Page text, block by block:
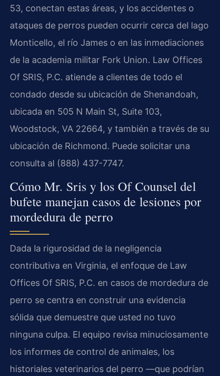
53, conectan estas áreas, y los accidentes o
ataques de perros pueden ocurrir cerca del lago
Monticello, el río James o en las inmediaciones
de la academia militar Fork Union. Law Offices
Of SRIS, P.C. atiende a clientes de todo el
condado desde su ubicación de Shenandoah,
ubicada en 505 N Main St, Suite 103,
Woodstock, VA 22664, y también a través de su
ubicación de Richmond. Puede solicitar una
consulta al (888) 437-7747.
Cómo Mr. Sris y los Of Counsel del
bufete manejan casos de lesiones por
mordedura de perro
Dada la rigurosidad de la negligencia
contributiva en Virginia, el enfoque de Law
Offices Of SRIS, P.C. en casos de mordedura de
perro se centra en construir una evidencia
sólida que demuestre que usted no tuvo
ninguna culpa. El equipo revisa minuciosamente
los informes de control de animales, los
historiales veterinarios del perro —que podrían